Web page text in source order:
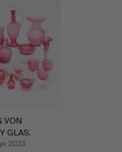
VON
GLAS.
2023